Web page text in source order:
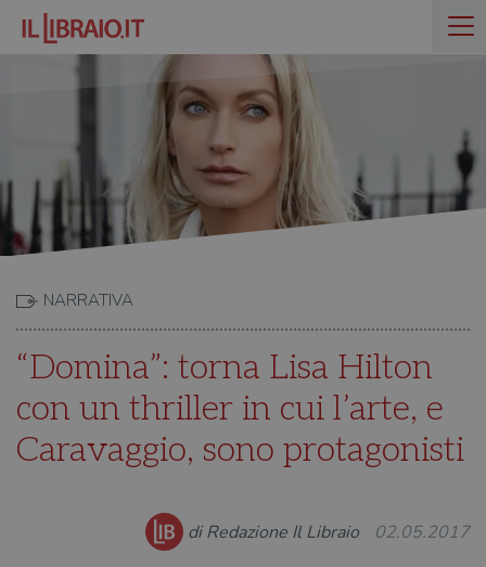
NARRATIVA
“Domina”: torna Lisa Hilton
con un thriller in cui l’arte, e
Caravaggio, sono protagonisti
di Redazione Il Libraio 02.05.2017